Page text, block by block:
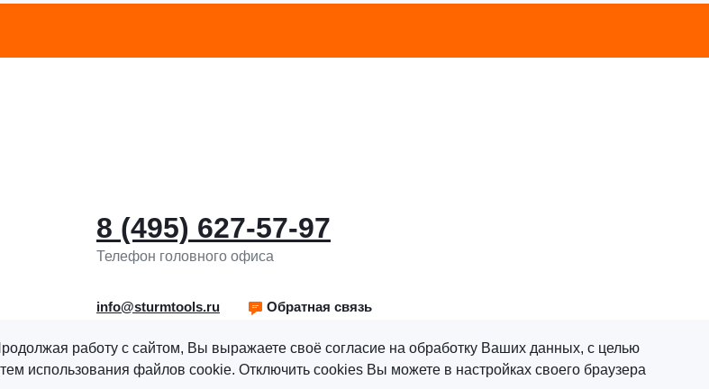
8 (495) 627-57-97
Телефон головного офиса
info@sturmtools.ru Обратная связь
работу с сайтом, Вы выражаете своё согласие на обработку Ваших данных, с целью
использования файлов cookie. Отключить cookies Вы можете в настройках своего браузера